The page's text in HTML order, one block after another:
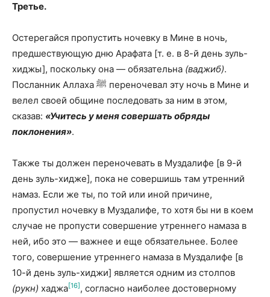
Третье.
Остерегайся пропустить ночевку в Мине в ночь,
предшествующую дню Арафата [т. е. в 8-й день зуль-
хиджы], поскольку она — обязательна (ваджиб).
Посланник Аллаха ﷺ переночевал эту ночь в Мине и
велел своей общине последовать за ним в этом,
сказав: «Учитесь у меня совершать обряды
поклонения».
Также ты должен переночевать в Муздалифе [в 9-й
день зуль-хидже], пока не совершишь там утренний
намаз. Если же ты, по той или иной причине,
пропустил ночевку в Муздалифе, то хотя бы ни в коем
случае не пропусти совершение утреннего намаза в
ней, ибо это — важнее и еще обязательнее. Более
того, совершение утреннего намаза в Музда­лифе [в
10-й день зуль-хиджи] является одним из столпов
(рукн) хаджа[16] , согласно наиболее достовер­ному